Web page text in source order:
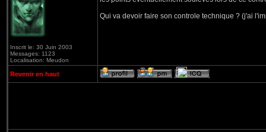
Inscrit le: 30 Juin 2003
Messages: 1123
Localisation: Meudon
Qui va devoir faire son controle technique ? (j'ai
Revenir en haut